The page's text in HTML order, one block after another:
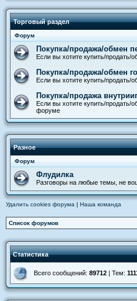
Торговый раздел
Форум
Покупка/продажа/обмен
Если вы хотите купить/
Покупка/продажа/обмен
Если вы хотите купить/
Покупка/продажа
Если вы хотите купить/продать/
форуме
Разное
Форум
Флудилка
Разговоры на любые темы, не
Удалить cookies форума | Наша команда
Список форумов
Статистика
Всего сообщений: 89712 | Тем: